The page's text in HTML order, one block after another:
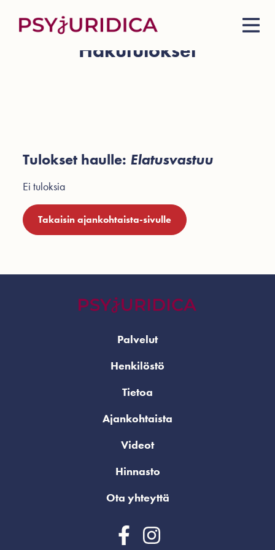
Hakutulokset
Tulokset haulle: Elatusvastuu
Ei tuloksia
Takaisin ajankohtaista-sivulle
Palvelut
Henkilöstö
Tietoa
Ajankohtaista
Videot
Hinnasto
Ota yhteyttä